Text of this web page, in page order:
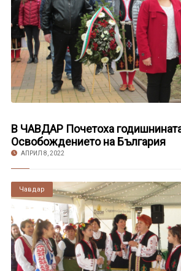
В ЧАВДАР Почетоха
Освобождението на България
АПРИЛ 8, 2022
Чавдар